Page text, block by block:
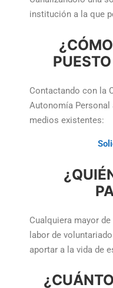
institución a la que
Contactando con la
Autonomía Personal
medios existentes:
Cualquiera mayor
labor de
aportar a la vida de